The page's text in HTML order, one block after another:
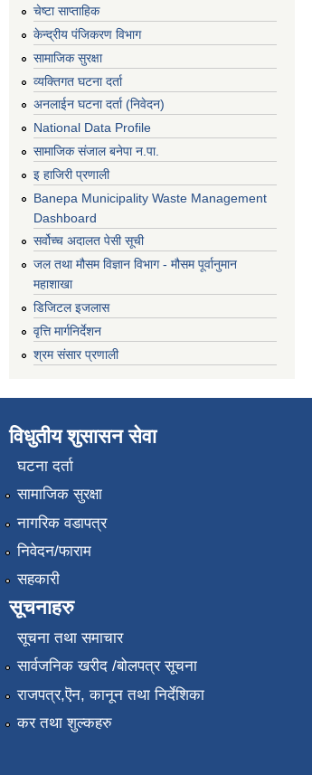
चेष्टा साप्ताहिक
केन्द्रीय पंजिकरण विभाग
सामाजिक सुरक्षा
व्यक्तिगत घटना दर्ता
अनलाईन घटना दर्ता (निवेदन)
National Data Profile
सामाजिक संजाल बनेपा न.पा.
इ हाजिरी प्रणाली
Banepa Municipality Waste Management
Dashboard
सर्वोच्च अदालत पेसी सूची
जल तथा मौसम विज्ञान विभाग - मौसम पूर्वानुमान
महाशाखा
डिजिटल इजलास
वृत्ति मार्गनिर्देशन
श्रम संसार प्रणाली
विधुतीय शुसासन सेवा
घटना दर्ता
सामाजिक सुरक्षा
नागरिक वडापत्र
निवेदन/फाराम
सहकारी
सूचनाहरु
सूचना तथा समाचार
सार्वजनिक खरीद /बोलपत्र सूचना
राजपत्र,ऎन, कानून तथा निर्देशिका
कर तथा शुल्कहरु